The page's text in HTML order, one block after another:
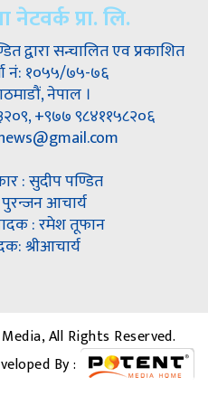
नेटवर्क प्रा. लि.
द्वारा सन्चालित एव प्रकाशित
नं: १०५५/७५-७६
नेपाल ।
+९७७ ९८४११५८२०६
: सुदीप पण्डित
आचार्य
: रमेश तूफान
श्रीआचार्य
All Rights Reserved.
By :